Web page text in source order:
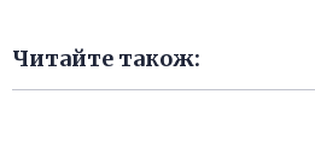
Читайте також: